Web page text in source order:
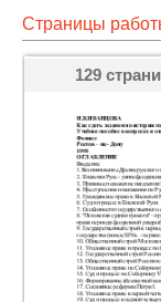
Страницы
129